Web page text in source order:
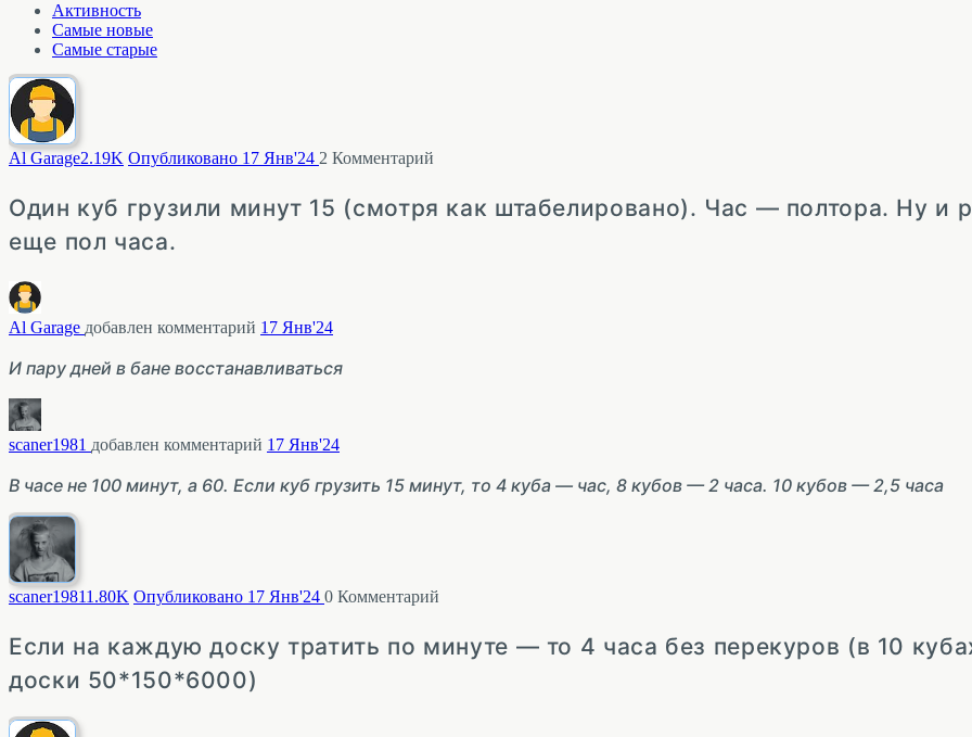
Активность
Самые новые
Самые старые
Al Garage2.19K Опубликовано 17 Янв'24 2 Комментарий
Один куб грузили минут 15 (смотря как штабелировано). Час — полтора. Ну и
еще пол часа.
Al Garage добавлен комментарий 17 Янв'24
И пару дней в бане восстанавливаться
scaner1981 добавлен комментарий 17 Янв'24
В часе не 100 минут, а 60. Если куб грузить 15 минут, то 4 куба — час, 8 кубов — 2 часа. 10 кубов — 2,5 часа
scaner19811.80K Опубликовано 17 Янв'24 0 Комментарий
Если на каждую доску тратить по минуте — то 4 часа без перекуров (в 10
доски 50*150*6000)